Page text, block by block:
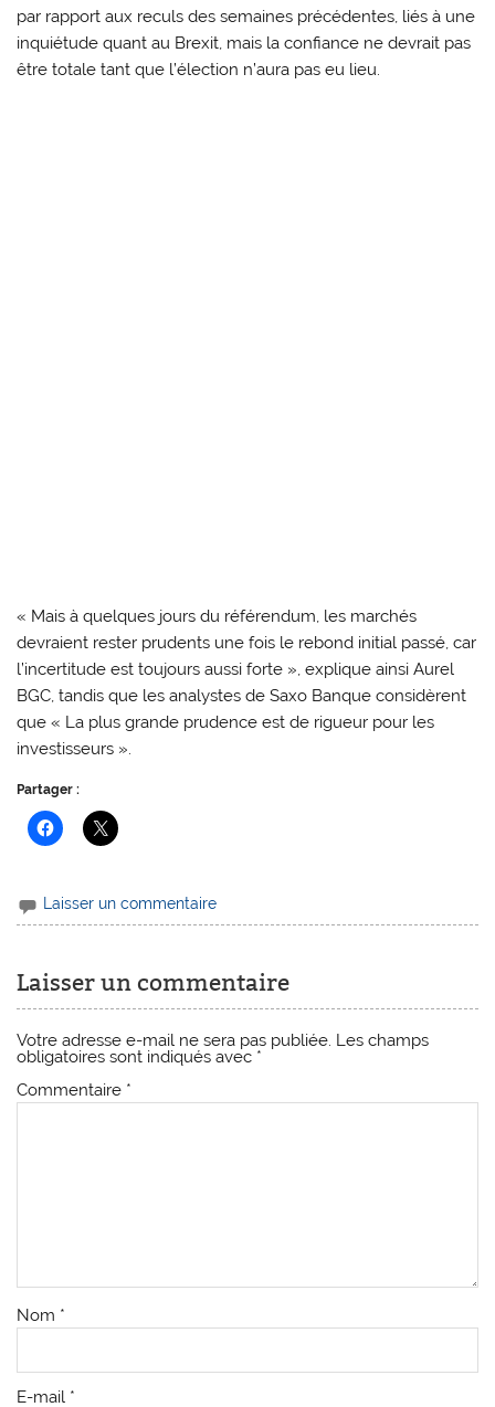
par rapport aux reculs des semaines précédentes, liés à une
inquiétude quant au Brexit, mais la confiance ne devrait pas
être totale tant que l’élection n’aura pas eu lieu.
« Mais à quelques jours du référendum, les marchés
devraient rester prudents une fois le rebond initial passé, car
l’incertitude est toujours aussi forte », explique ainsi Aurel
BGC, tandis que les analystes de Saxo Banque considèrent
que « La plus grande prudence est de rigueur pour les
investisseurs ».
Partager :
Laisser un commentaire
Laisser un commentaire
Votre adresse e-mail ne sera pas publiée. Les champs
obligatoires sont indiqués avec *
Commentaire *
Nom *
E-mail *